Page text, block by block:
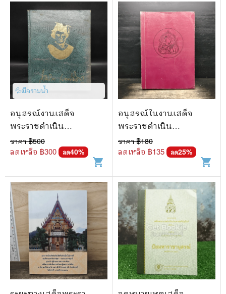
💦มีคราบน้ำ
อนุสรณ์งานเสด็จ
พระราชดำเนิน
พระราชทานเพลิงศพ
ศาสตราจารย์ ดร.มัลลิกา
ราคา ฿500
ลดเหลือ ฿300 ลด40%
shopping_cart
อนุสรณ์ในงานเสด็จ
พระราชดำเนิน
พระราชทานเพลิงศพ พล
ตำรวจตรี นิตย์ สุขุม ป.ช.,
ราคา ฿180
ลดเหลือ ฿135 ลด25%
shopping_cart